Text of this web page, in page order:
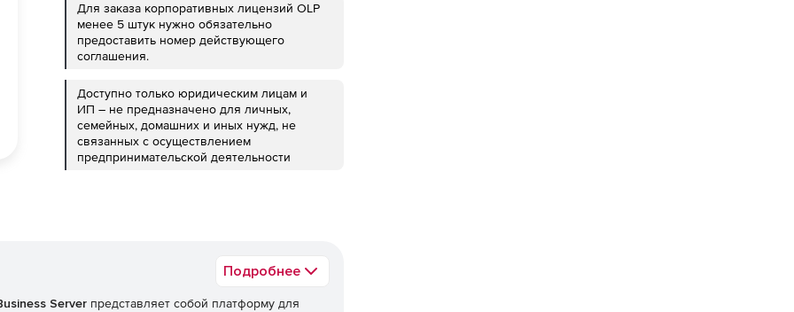
Для заказа корпоративных лицензий OLP
менее 5 штук нужно обязательно
предоставить номер действующего
соглашения.
Доступно только юридическим лицам и
ИП – не предназначено для личных,
семейных, домашних и иных нужд, не
связанных с осуществлением
предпринимательской деятельности
Подробнее
Server представляет собой платформу для